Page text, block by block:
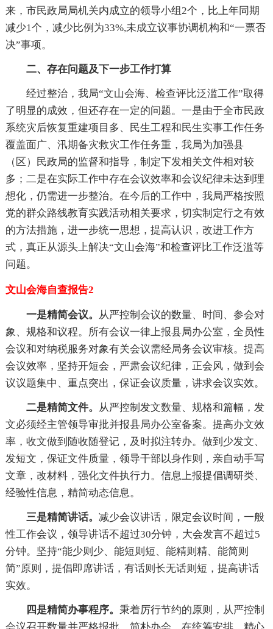
来，市民政局局机关内成立的领导小组2个，比上年同期
减少1个，减少比例为33%,未成立议事协调机构和“一票否
决”事项。
二、存在问题及下一步工作打算
经过整治，我局“文山会海、检查评比泛滥工作”取得
了明显的成效，但还存在一定的问题。一是由于全市民政
系统灾后恢复重建项目多、民生工程和民生实事工作任务
覆盖面广、汛期备灾救灾工作任务重，我局为加强县
（区）民政局的监督和指导，制定下发相关文件相对较
多；二是在实际工作中存在会议效率和会议纪律未达到理
想化，仍需进一步整治。在今后的工作中，我局严格按照
党的群众路线教育实践活动相关要求，切实制定行之有效
的方法措施，进一步统一思想，提高认识，改进工作方
式，真正从源头上解决“文山会海”和检查评比工作泛滥等
问题。
文山会海自查报告2
一是精简会议。 从严控制会议的数量、时间、参会对
象、规格和议程。所有会议一律上报县局办公室，全员性
会议和对纳税服务对象有关会议需经局务会议审核。提高
会议效率，坚持开短会，严肃会议纪律，正会风，做到会
议议题集中、重点突出，保证会议质量，讲求会议实效。
二是精简文件。 从严控制发文数量、规格和篇幅，发
文必须经主管领导审批并报县局办公室备案。提高办文效
率，收文做到随收随登记，及时拟注转办。做到少发文、
发短文，保证文件质量，领导干部以身作则，亲自动手写
文章，改材料，强化文件执行力。信息上报提倡调研类、
经验性信息，精简动态信息。
三是精简讲话。 减少会议讲话，限定会议时间，一般
性工作会议，领导讲话不超过30分钟，大会发言不超过5
分钟。坚持“能少则少、能短则短、能精则精、能简则
简”原则，提倡即席讲话，有话则长无话则短，提高讲话
实效。
四是精简办事程序。 秉着厉行节约的原则，从严控制